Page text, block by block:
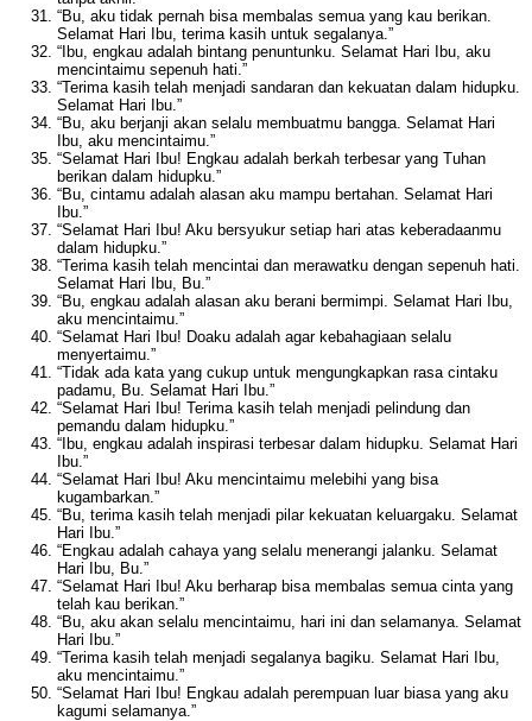
“Bu, aku tidak pernah bisa membalas semua yang kau berikan.
Selamat Hari Ibu, terima kasih untuk segalanya.”
“Ibu, engkau adalah bintang penuntunku. Selamat Hari Ibu, aku
mencintaimu sepenuh hati.”
“Terima kasih telah menjadi sandaran dan kekuatan dalam hidupku.
Selamat Hari Ibu.”
“Bu, aku berjanji akan selalu membuatmu bangga. Selamat Hari
Ibu, aku mencintaimu.”
“Selamat Hari Ibu! Engkau adalah berkah terbesar yang Tuhan
berikan dalam hidupku.”
“Bu, cintamu adalah alasan aku mampu bertahan. Selamat Hari
Ibu.”
“Selamat Hari Ibu! Aku bersyukur setiap hari atas keberadaanmu
dalam hidupku.”
“Terima kasih telah mencintai dan merawatku dengan sepenuh hati.
Selamat Hari Ibu, Bu.”
“Bu, engkau adalah alasan aku berani bermimpi. Selamat Hari Ibu,
aku mencintaimu.”
“Selamat Hari Ibu! Doaku adalah agar kebahagiaan selalu
menyertaimu.”
“Tidak ada kata yang cukup untuk mengungkapkan rasa cintaku
padamu, Bu. Selamat Hari Ibu.”
“Selamat Hari Ibu! Terima kasih telah menjadi pelindung dan
pemandu dalam hidupku.”
“Ibu, engkau adalah inspirasi terbesar dalam hidupku. Selamat Hari
Ibu.”
“Selamat Hari Ibu! Aku mencintaimu melebihi yang bisa
kugambarkan.”
“Bu, terima kasih telah menjadi pilar kekuatan keluargaku. Selamat
Hari Ibu.”
“Engkau adalah cahaya yang selalu menerangi jalanku. Selamat
Hari Ibu, Bu.”
“Selamat Hari Ibu! Aku berharap bisa membalas semua cinta yang
telah kau berikan.”
“Bu, aku akan selalu mencintaimu, hari ini dan selamanya. Selamat
Hari Ibu.”
“Terima kasih telah menjadi segalanya bagiku. Selamat Hari Ibu,
aku mencintaimu.”
“Selamat Hari Ibu! Engkau adalah perempuan luar biasa yang aku
kagumi selamanya.”